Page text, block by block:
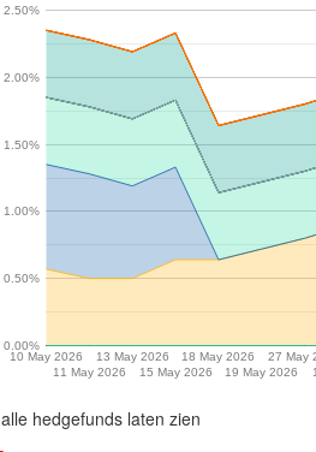
10 May 2026
11 May 2026
13 May 2026
15 May 2026
18 May 2026
19 May 2026
27 May
0.00%
0.50%
1.00%
1.50%
2.00%
2.50%
alle hedgefunds laten zien